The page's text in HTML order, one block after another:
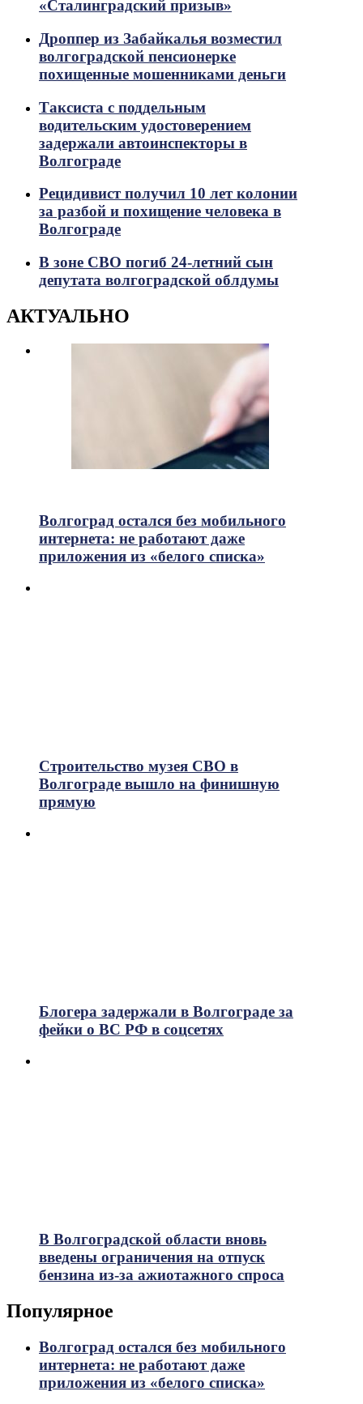
«Сталинградский призыв»
Дроппер из Забайкалья возместил
волгоградской пенсионерке
похищенные мошенниками деньги
Таксиста с поддельным
водительским удостоверением
задержали автоинспекторы в
Волгограде
Рецидивист получил 10 лет колонии
за разбой и похищение человека в
Волгограде
В зоне СВО погиб 24-летний сын
депутата волгоградской облдумы
АКТУАЛЬНО
Волгоград остался без мобильного
интернета: не работают даже
приложения из «белого списка»
Строительство музея СВО в
Волгограде вышло на финишную
прямую
Блогера задержали в Волгограде за
фейки о ВС РФ в соцсетях
В Волгоградской области вновь
введены ограничения на отпуск
бензина из-за ажиотажного спроса
Популярное
Волгоград остался без мобильного
интернета: не работают даже
приложения из «белого списка»